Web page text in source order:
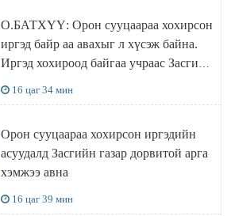
О.БАТХҮҮ: Орон сууцаараа хохирсон
иргэд байр аа авахыг л хүсэж байна.
Иргэд хохироод байгаа учраас Засгийн
16 цаг 34 мин
Орон сууцаараа хохирсон иргэдийн
асуудалд Засгийн газар дорвитой арга
хэмжээ авна
16 цаг 39 мин